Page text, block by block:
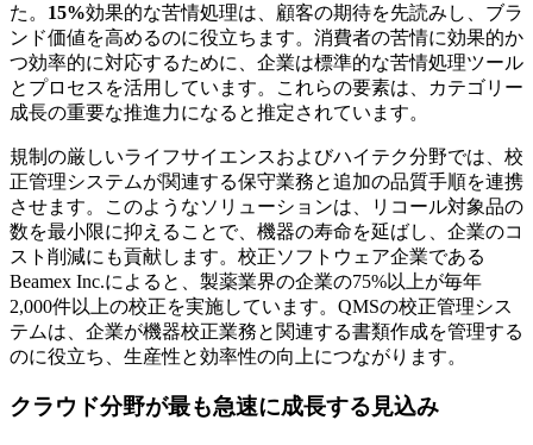
た。 15%効果的な苦情処理は、顧客の期待を先読みし、ブラ
ンド価値を高めるのに役立ちます。消費者の苦情に効果的か
つ効率的に対応するために、企業は標準的な苦情処理ツール
とプロセスを活用しています。これらの要素は、カテゴリー
成長の重要な推進力になると推定されています。
規制の厳しいライフサイエンスおよびハイテク分野では、校
正管理システムが関連する保守業務と追加の品質手順を連携
させます。このようなソリューションは、リコール対象品の
数を最小限に抑えることで、機器の寿命を延ばし、企業のコ
スト削減にも貢献します。校正ソフトウェア企業である
Beam​​ex Inc.によると、製薬業界の企業の75%以上が毎年
2,000件以上の校正を実施しています。QMSの校正管理シス
テムは、企業が機器校正業務と関連する書類作成を管理する
のに役立ち、生産性と効率性の向上につながります。
クラウド分野が最も急速に成長する見込み